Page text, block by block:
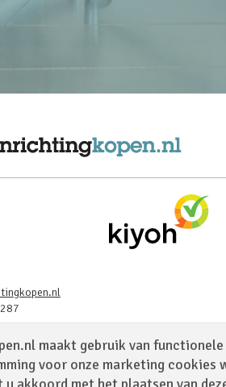
maakt gebruik van
voor onze marketing cookies